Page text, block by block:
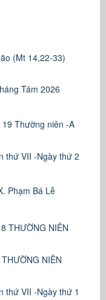
(Mt 14,22-33)
Tám 2026
Thường niên -A
thứ VII -Ngày thứ 2
Phạm Bá Lễ
THƯỜNG NIÊN
NIÊN
thứ VII -Ngày thứ 1